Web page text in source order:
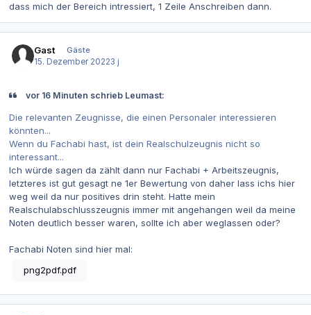
dass mich der Bereich intressiert, 1 Zeile Anschreiben dann.
Gast
Gäste
15. Dezember 20223 j
vor 16 Minuten schrieb Leumast:
Die relevanten Zeugnisse, die einen Personaler interessieren
könnten...
Wenn du Fachabi hast, ist dein Realschulzeugnis nicht so
interessant...
Ich würde sagen da zählt dann nur Fachabi + Arbeitszeugnis,
letzteres ist gut gesagt ne 1er Bewertung von daher lass ichs hier
weg weil da nur positives drin steht. Hatte mein
Realschulabschlusszeugnis immer mit angehangen weil da meine
Noten deutlich besser waren, sollte ich aber weglassen oder?
Fachabi Noten sind hier mal:
png2pdf.pdf